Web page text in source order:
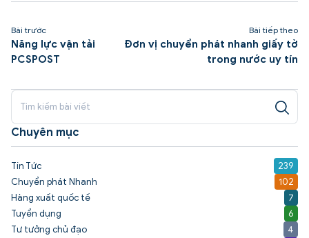
Bài trước
Năng lực vận tải
PCSPOST
Bài tiếp theo
Đơn vị chuyển phát nhanh giấy tờ
trong nước uy tín
Chuyên mục
Tin Tức
239
Chuyển phát Nhanh
102
Hàng xuất quốc tế
7
Tuyển dụng
6
Tư tưởng chủ đạo
4